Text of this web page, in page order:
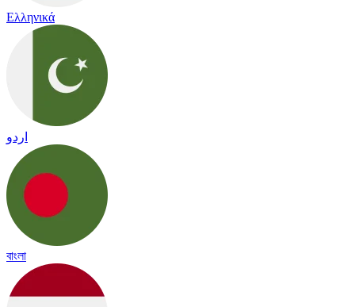
Ελληνικά
اردو
বাংলা